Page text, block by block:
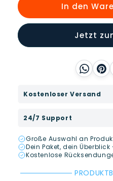
In den
Jetzt
Kostenloser Versand
24/7 Support
Große Auswahl an
Dein Paket, dein
Kostenlose